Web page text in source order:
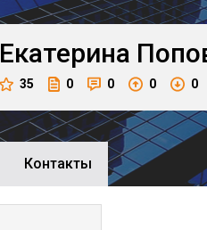
Екатерина
35 0 0 0 0
Контакты